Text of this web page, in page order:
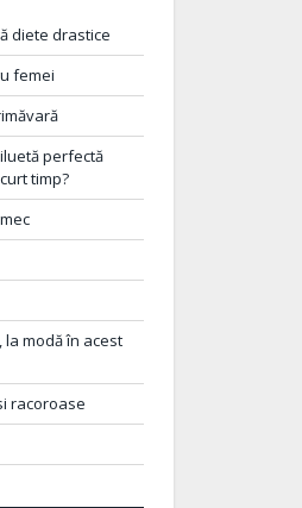
diete drastice
femei
perfectă
timp?
la modă în acest
racoroase